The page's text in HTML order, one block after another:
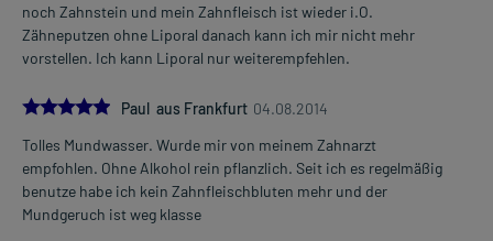
noch Zahnstein und mein Zahnfleisch ist wieder i.O.
Zähneputzen ohne Liporal danach kann ich mir nicht mehr
vorstellen. Ich kann Liporal nur weiterempfehlen.
5.0
Paul aus Frankfurt 04.08.2014
Tolles Mundwasser. Wurde mir von meinem Zahnarzt
empfohlen. Ohne Alkohol rein pflanzlich. Seit ich es regelmäßig
benutze habe ich kein Zahnfleischbluten mehr und der
Mundgeruch ist weg klasse